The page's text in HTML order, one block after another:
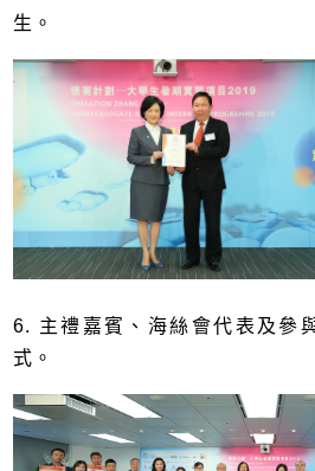
生。
6. 主禮嘉賓、海絲會代表及參
式。